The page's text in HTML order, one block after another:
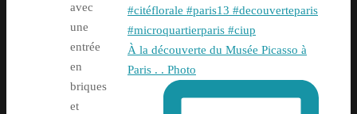
avec
une
entrée
en
briques
et
À la découverte du Musée Picasso à
Paris . . Photo